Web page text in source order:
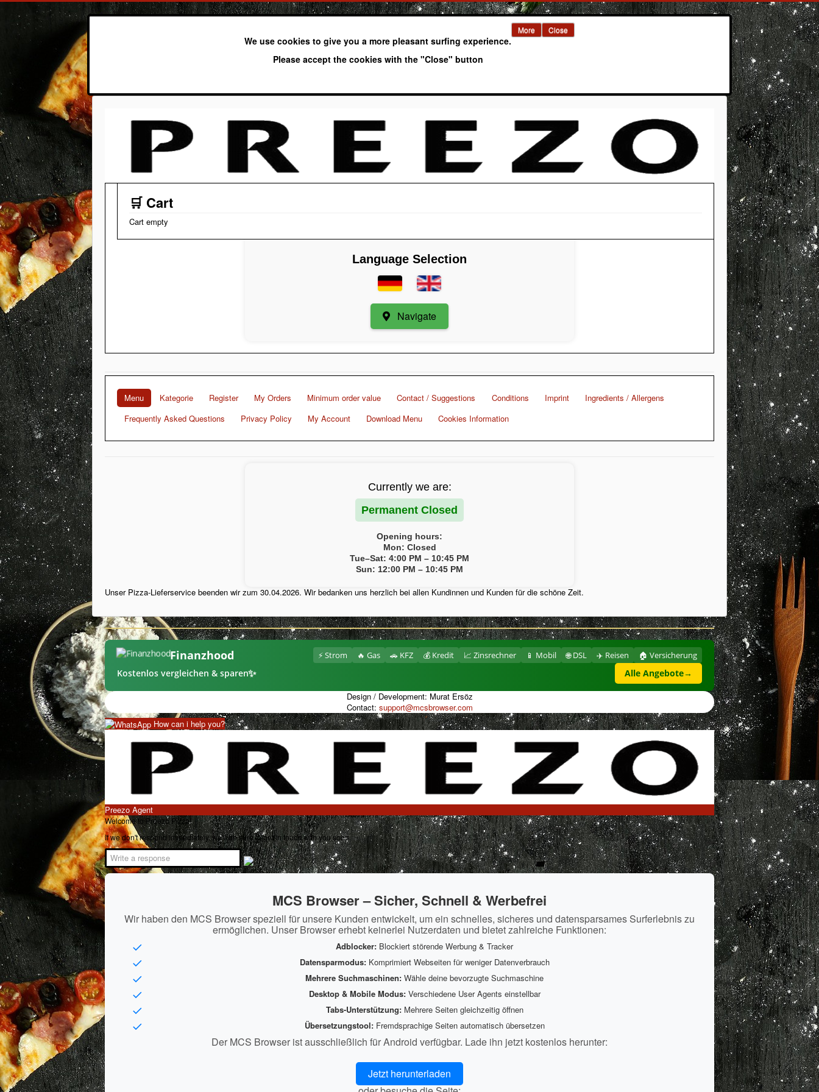
We use cookies to give you a more pleasant surfing experience.
Please accept the cookies with the "Close" button
More Close
🛒 Cart
Cart empty
Language Selection
Navigate
Menu Kategorie Register My Orders Minimum order value Contact / Suggestions Conditions Imprint
Ingredients / Allergens
Frequently Asked Questions
Privacy Policy My Account Download Menu Cookies Information
Currently we are:
Permanent Closed
Opening hours:
Mon: Closed
Tue–Sat: 4:00 PM – 10:45 PM
Sun: 12:00 PM – 10:45 PM
Unser Pizza-Lieferservice beenden wir zum 30.04.2026. Wir bedanken uns herzlich bei allen Kundinnen und Kunden für die schöne Zeit.
Finanzhood ⚡ Strom 🔥 Gas 🚗 KFZ 💰 Kredit 📈 Zinsrechner 📱 Mobil 🌐 DSL ✈️ Reisen 🏠 Versicherung
Kostenlos vergleichen & sparen✨ Alle Angebote→
Design / Development: Murat Ersöz
Contact: support@mcsbrowser.com
How can i help you?
Preezo Agent
Welcome to Preezo Pizza!
If we don't respond immediately, we'll be sure to get in touch with you soon.
MCS Browser – Sicher, Schnell & Werbefrei
Wir haben den MCS Browser speziell für unsere Kunden entwickelt, um ein schnelles, sicheres und datensparsames Surferlebnis zu
ermöglichen. Unser Browser erhebt keinerlei Nutzerdaten und bietet zahlreiche Funktionen:
Adblocker: Blockiert störende Werbung & Tracker
Datensparmodus:Komprimiert Webseiten für weniger Datenverbrauch
Mehrere Suchmaschinen: Wähle deine bevorzugte Suchmaschine
Desktop & Mobile Modus:Verschiedene User Agents einstellbar
Tabs-Unterstützung:Mehrere Seiten gleichzeitig öffnen
Übersetzungstool:Fremdsprachige Seiten automatisch übersetzen
Der MCS Browser ist ausschließlich für Android verfügbar. Lade ihn jetzt kostenlos herunter:
Jetzt herunterladen